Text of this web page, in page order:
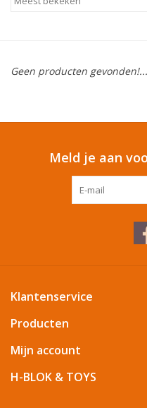
Seizoenenartikelen
Reizen
Feestartikelen
OUTLET
KAARTEN
Geen producten gevonden!...
Meld je aan
Klantenservice
Producten
Mijn account
H-BLOK & TOYS